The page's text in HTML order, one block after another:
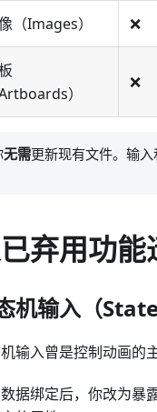
（Images） ❌
Artboards）
❌
无需更新现有文件。输
弃用功能
机输入（
输入曾是控制动画的
据绑定后，你改为暴